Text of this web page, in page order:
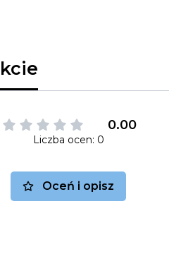
0.00
Liczba ocen: 0
Oceń i opisz